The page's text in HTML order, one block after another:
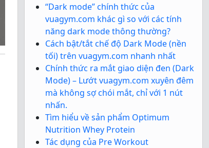
“Dark mode” chính thức của
vuagym.com khác gì so với các tính
năng dark mode thông thường?
Cách bật/tắt chế độ Dark Mode (nền
tối) trên vuagym.com nhanh nhất
Chính thức ra mắt giao diện đen (Dark
Mode) – Lướt vuagym.com xuyên đêm
mà không sợ chói mắt, chỉ với 1 nút
nhấn.
Tìm hiểu về sản phẩm Optimum
Nutrition Whey Protein
Tác dụng của Pre Workout